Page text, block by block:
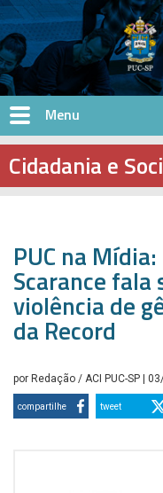
Pular para o conteúdo
Cidadania e
PUC na
Scarance fala
violência de
da Record
por Redação / ACI PUC-SP |
compartilhe tweet